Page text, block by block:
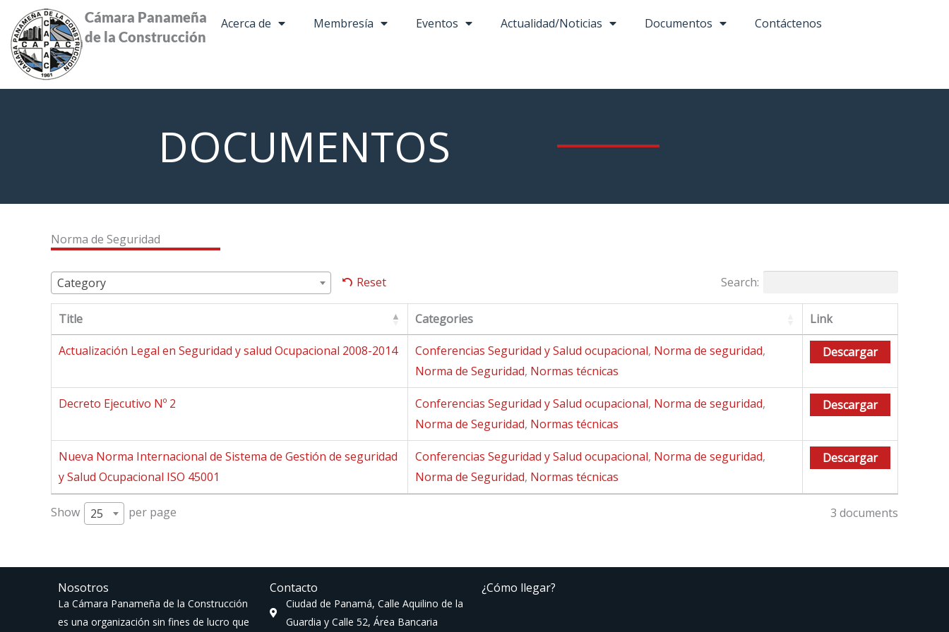
contenido
Cámara Panameña
de la Construcción
Acerca de Membresía Eventos Actualidad/Noticias Documentos Contáctenos
DOCUMENTOS
Norma de Seguridad
Category Reset Search:
Title Categories Link
Actualización Legal en Seguridad y salud Ocupacional 2008-2014 Conferencias Seguridad y Salud ocupacional, Norma de seguridad,
Norma de Seguridad, Normas técnicas
Descargar
Decreto Ejecutivo Nº 2 Conferencias Seguridad y Salud ocupacional, Norma de seguridad,
Norma de Seguridad, Normas técnicas
Descargar
Nueva Norma Internacional de Sistema de Gestión de seguridad
y Salud Ocupacional ISO 45001
Conferencias Seguridad y Salud ocupacional, Norma de seguridad,
Norma de Seguridad, Normas técnicas
Descargar
Show 25 per page 3 documents
Nosotros
La Cámara Panameña de la Construcción
es una organización sin fines de lucro que
Contacto
Ciudad de Panamá, Calle Aquilino de la
Guardia y Calle 52, Área Bancaria
¿Cómo llegar?